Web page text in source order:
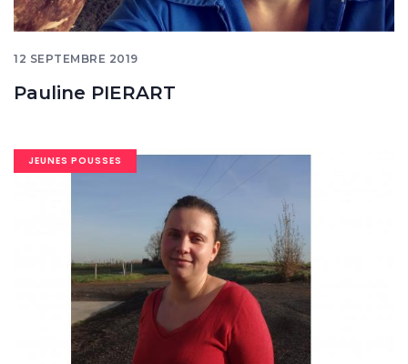
12 SEPTEMBRE 2019
Pauline PIERART
JEUNES POUSSES
Image